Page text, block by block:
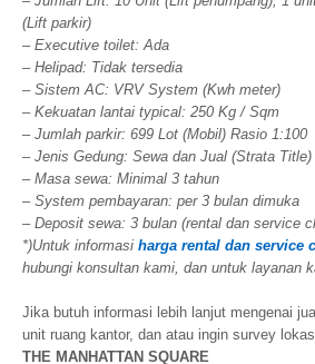
(Lift parkir)
– Executive toilet: Ada
– Helipad: Tidak tersedia
– Sistem AC: VRV System (Kwh meter)
– Kekuatan lantai typical: 250 Kg / Sqm
– Jumlah parkir: 699 Lot (Mobil) Rasio 1:100
– Jenis Gedung: Sewa dan Jual (Strata Title)
– Masa sewa: Minimal 3 tahun
– System pembayaran: per 3 bulan dimuka
– Deposit sewa: 3 bulan (rental dan service
*)Untuk informasi harga rental dan service
hubungi konsultan kami, dan untuk layanan
Jika butuh informasi lebih lanjut mengenai
unit ruang kantor, dan atau ingin survey
THE MANHATTAN SQUARE